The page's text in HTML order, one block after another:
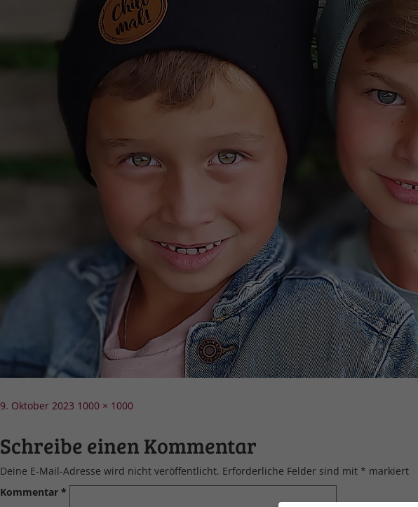
Veröffentlicht
9. Oktober 2023 Volle
1000 × 1000
Schreibe einen Kommentar
Deine E-Mail-Adresse wird nicht veröffentlicht. Erforderliche Felder sind mit * markiert
Kommentar *